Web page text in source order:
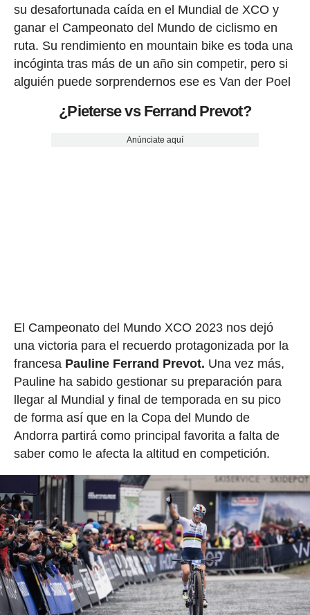
su desafortunada caída en el Mundial de XCO y
ganar el Campeonato del Mundo de ciclismo en
ruta. Su rendimiento en mountain bike es toda una
incóginta tras más de un año sin competir, pero si
alguién puede sorprendernos ese es Van der Poel
¿Pieterse vs Ferrand Prevot?
Anúnciate aquí
El Campeonato del Mundo XCO 2023 nos dejó
una victoria para el recuerdo protagonizada por la
francesa Pauline Ferrand Prevot. Una vez más,
Pauline ha sabido gestionar su preparación para
llegar al Mundial y final de temporada en su pico
de forma así que en la Copa del Mundo de
Andorra partirá como principal favorita a falta de
saber como le afecta la altitud en competición.